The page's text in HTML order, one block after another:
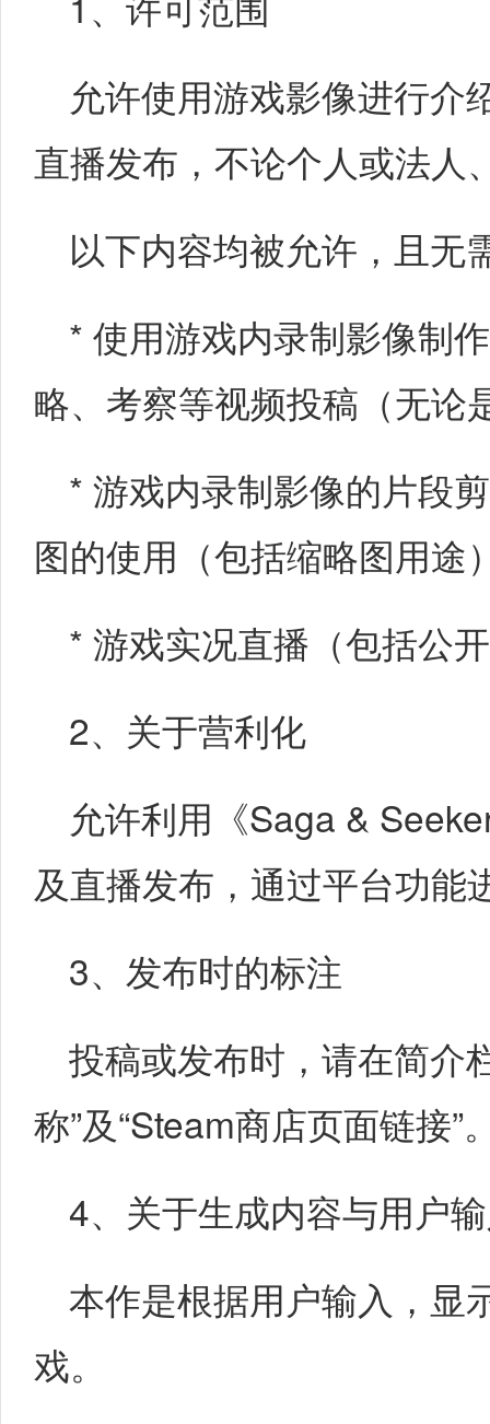
允许使用游戏影像进行介
直播发布，不论个人或法人
以下内容均被允许，且无
* 使用游戏内录制影像制
略、考察等视频投稿（无论
* 游戏内录制影像的片段
图的使用（包括缩略图用途
* 游戏实况直播（包括公
2、关于营利化
允许利用《Saga &
及直播发布，通过平台功能
3、发布时的标注
投稿或发布时，请在简介
称”及“Steam商店页面链接”
4、关于生成内容与用户
本作是根据用户输入，显
戏。